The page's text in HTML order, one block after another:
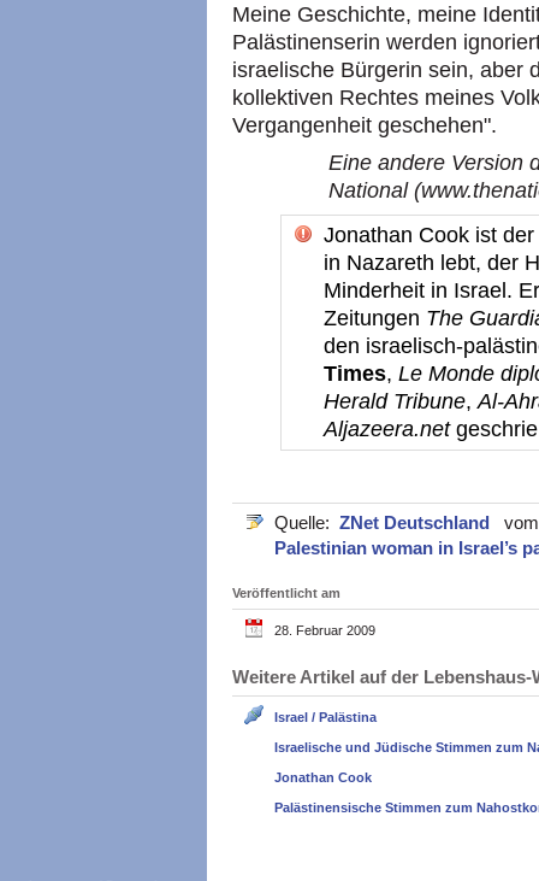
Meine Geschichte, meine
Palästinenserin werden
israelische Bürgerin sein, aber
kollektiven Rechtes meines
Vergangenheit geschehen".
Eine andere Version
National
Jonathan Cook ist
in Nazareth lebt, der
Minderheit in Israel.
Zeitungen The
den israelisch-
Times, Le Monde
Herald Tribune,Al-
Aljazeera.net
Quelle: ZNet Deutschland
Palestinian woman in Israel’s
Veröffentlicht am
28. Februar 2009
Weitere Artikel auf der
Israel / Palästina
Israelische und Jüdische Stimmen zum
Jonathan Cook
Palästinensische Stimmen zum